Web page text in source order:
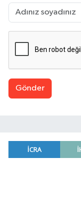
Gönder